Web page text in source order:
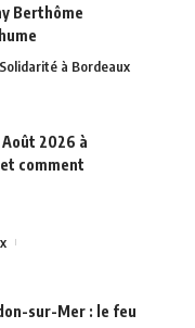
Berthôme
Solidarité à Bordeaux
Août 2026 à
comment
sur-Mer : le feu